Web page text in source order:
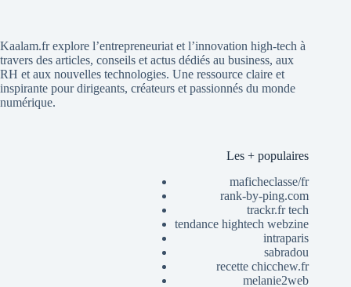
Kaalam.fr explore l’entrepreneuriat et l’innovation high-tech à
travers des articles, conseils et actus dédiés au business, aux
RH et aux nouvelles technologies. Une ressource claire et
inspirante pour dirigeants, créateurs et passionnés du monde
numérique.
Les + populaires
maficheclasse/fr
rank-by-ping.com
trackr.fr tech
tendance hightech webzine
intraparis
sabradou
recette chicchew.fr
melanie2web